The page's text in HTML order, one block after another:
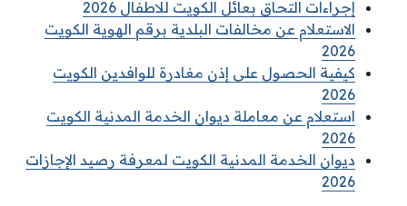
إجراءات التحاق بعائل الكويت للاطفال 2026
الاستعلام عن مخالفات البلدية برقم الهوية الكويت
2026
كيفية الحصول على إذن مغادرة للوافدين الكويت
2026
استعلام عن معاملة ديوان الخدمة المدنية الكويت
2026
ديوان الخدمة المدنية الكويت لمعرفة رصيد الإجازات
2026